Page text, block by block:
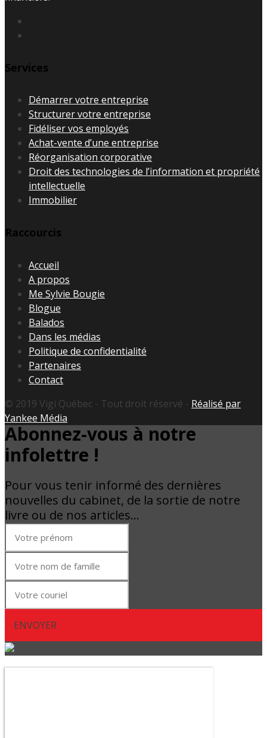
Services
Démarrer votre entreprise
Structurer votre entreprise
Fidéliser vos employés
Achat-vente d’une entreprise
Réorganisation corporative
Droit des technologies de l’information et propriété
intellectuelle
Immobilier
Raccourcis
Accueil
A propos
Me Sylvie Bougie
Blogue
Balados
Dans les médias
Politique de confidentialité
Partenaires
Contact
© 2019 Vigi Québec - Tout droit réservé - Réalisé par
Yankee Média
Abonnez-vous à notre
infolettre !
Pour vous tenir informé des dernières
nouvelles du cabinet, de la sortie de notre
livre ou de nos articles…
ENVOYER